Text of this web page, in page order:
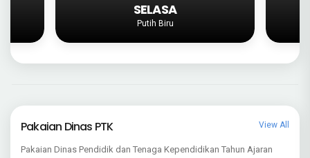
RABU
Batik Biru
Pakaian Dinas PTK View All
Pakaian Dinas Pendidik dan Tenaga Kependidikan Tahun Ajaran